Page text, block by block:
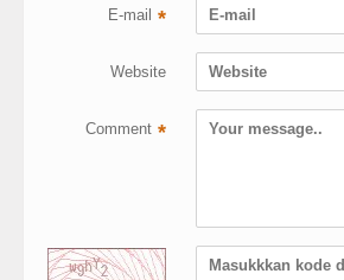
E-mail *
Website
Comment *